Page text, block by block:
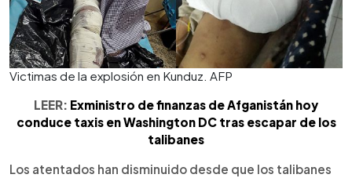
Victimas de la explosión en Kunduz. AFP
LEER: Exministro de finanzas de Afganistán hoy
conduce taxis en Washington DC tras escapar de los
talibanes
Los atentados han disminuido desde que los talibanes